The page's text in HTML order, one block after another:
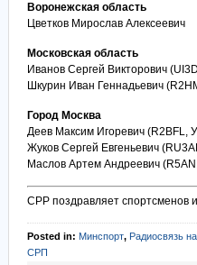
Воронежская область
Цветков Мирослав Алексеевич
Московская область
Иванов Сергей Викторович
Шкурин Иван Геннадьевич
Город Москва
Деев Максим Игоревич (R2BFL,
Жуков Сергей Евгеньевич
Маслов Артем Андреевич
СРР поздравляет спортсменов
Posted in: Минспорт, Радиосвязь
СРП